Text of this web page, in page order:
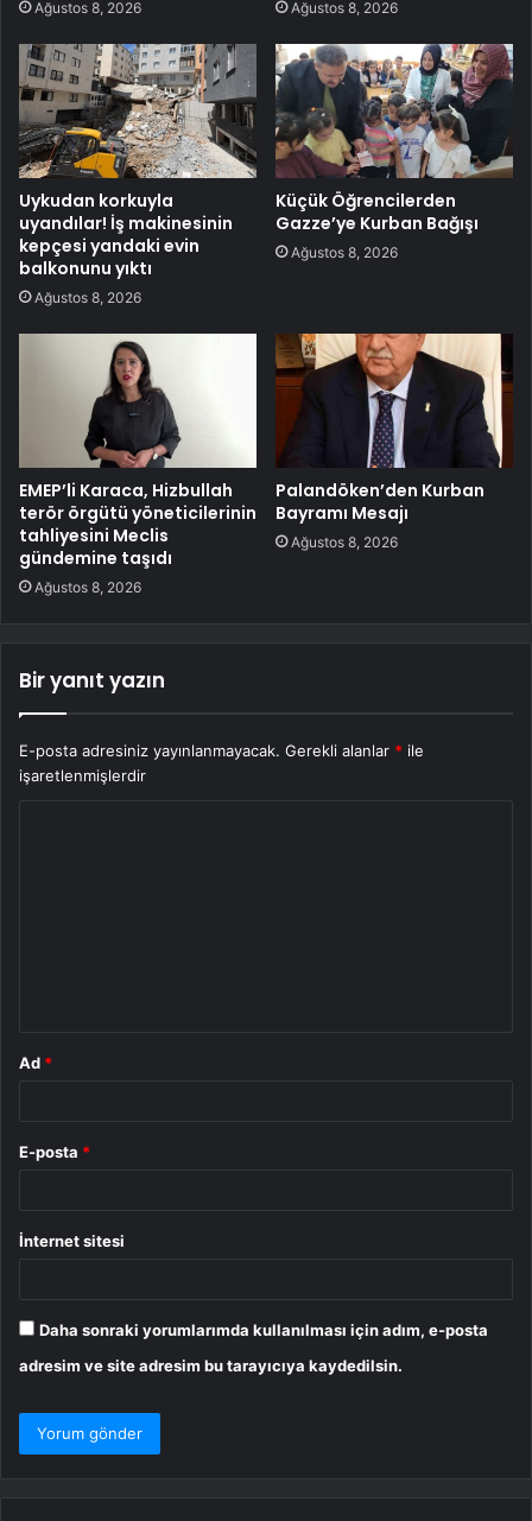
Ağustos 8, 2026 Ağustos 8, 2026
Uykudan korkuyla
uyandılar! İş makinesinin
kepçesi yandaki evin
balkonunu yıktı
Ağustos 8, 2026
Küçük Öğrencilerden
Gazze’ye Kurban Bağışı
Ağustos 8, 2026
EMEP’li Karaca, Hizbullah
terör örgütü yöneticilerinin
tahliyesini Meclis
gündemine taşıdı
Ağustos 8, 2026
Palandöken’den Kurban
Bayramı Mesajı
Ağustos 8, 2026
Bir yanıt yazın
E-posta adresiniz yayınlanmayacak. Gerekli alanlar * ile
işaretlenmişlerdir
Ad *
E-posta *
İnternet sitesi
Daha sonraki yorumlarımda kullanılması için adım, e-posta
adresim ve site adresim bu tarayıcıya kaydedilsin.